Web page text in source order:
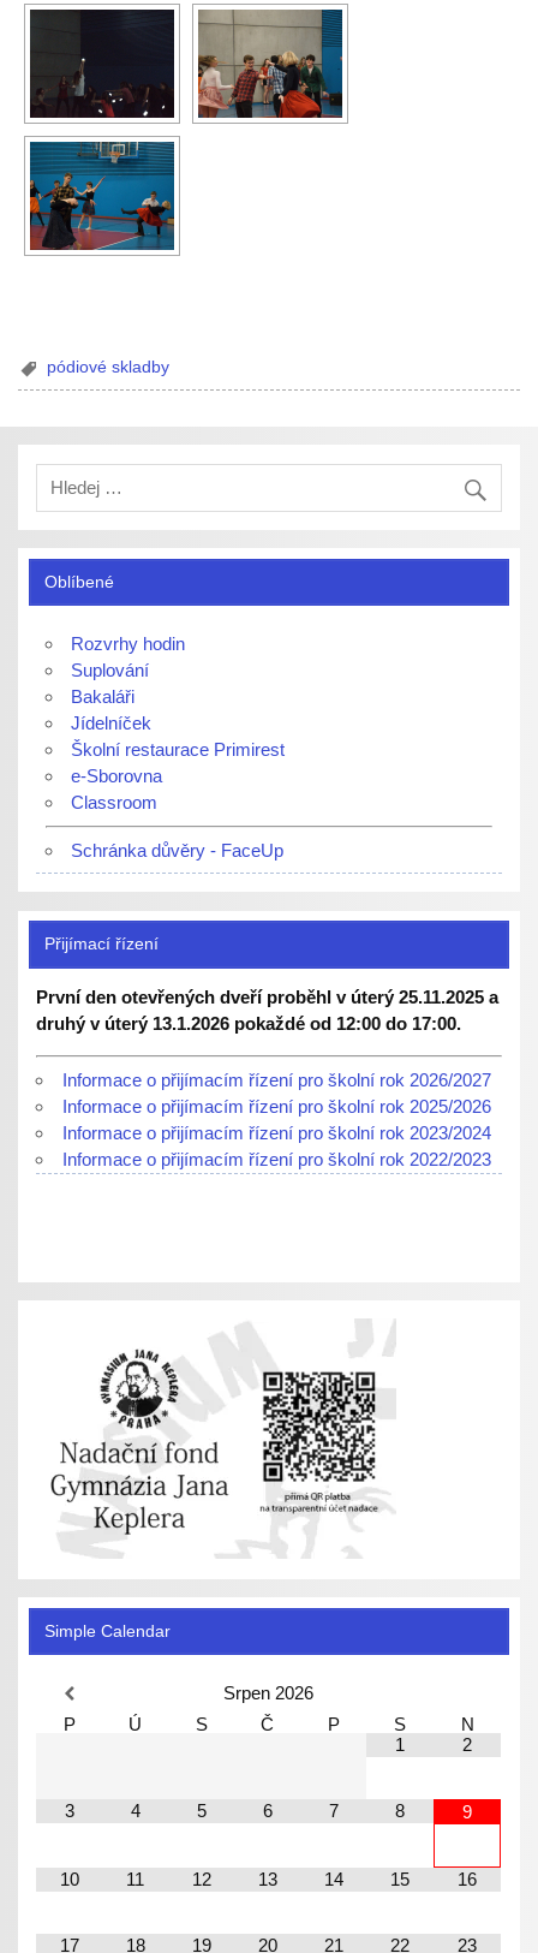
pódiové skladby
Oblíbené
Rozvrhy hodin
Suplování
Bakaláři
Jídelníček
Školní restaurace Primirest
e-Sborovna
Classroom
Schránka důvěry - FaceUp
Přijímací řízení
První den otevřených dveří proběhl v úterý 25.11.2025 a
druhý v úterý 13.1.2026 pokaždé od 12:00 do 17:00.
Informace o přijímacím řízení pro školní rok 2026/2027
Informace o přijímacím řízení pro školní rok 2025/2026
Informace o přijímacím řízení pro školní rok 2023/2024
Informace o přijímacím řízení pro školní rok 2022/2023
Simple Calendar
Srpen 2026
P
Ú S Č P S
N
1
2
3 4 5 6 7 8 9
10 11 12 13 14 15 16
17 18 19 20 21 22 23